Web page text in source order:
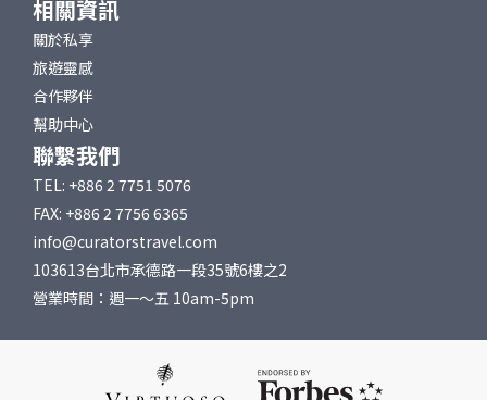
相關資訊
關於私享
旅遊靈感
合作夥伴
幫助中心
聯繫我們
TEL: +886 2 7751 5076
FAX: +886 2 7756 6365
info@curatorstravel.com
103613台北市承德路一段35號6樓之2
營業時間：週一～五 10am-5pm